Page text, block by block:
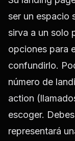
ser un espacio
sirva a un solo
opciones para
confundirlo.
número de
action
escoger.
representará